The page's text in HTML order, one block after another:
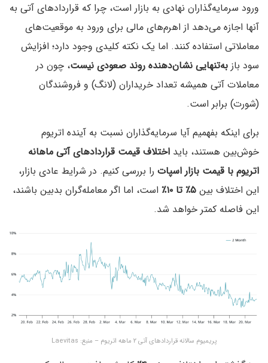
ورود سرمایه‌گذاران نهادی به بازار است، چرا که قراردادهای آتی به
آنها اجازه می‌دهد از اهرم‌های مالی برای ورود به موقعیت‌های
معاملاتی استفاده کنند. اما یک نکته کلیدی وجود دارد؛ افزایش
سود باز به‌تنهایی نشان‌دهنده روند صعودی نیست، چون در
معاملات آتی همیشه تعداد خریداران (لانگ) و فروشندگان
(شورت) برابر است.
برای اینکه بفهمیم آیا سرمایه‌گذاران نسبت به آینده اتریوم
خوش‌بین هستند، باید اختلاف قیمت قراردادهای آتی ماهانه
اتریوم با قیمت بازار اسپات را بررسی کنیم. در شرایط عادی بازار،
این اختلاف بین
است، اما اگر معامله‌گران بدبین باشند،
این فاصله کمتر خواهد شد.
پریمیوم سالانه قراردادهای آتی ۲ ماهه اتریوم – منبع: Laevitas